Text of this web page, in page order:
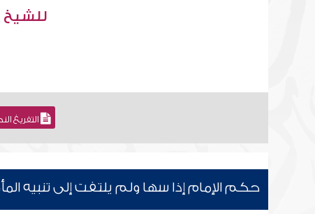
للشيخ :
التفريغ
حكم الإمام إذا سها ولم يلتفت إلى تنبيه